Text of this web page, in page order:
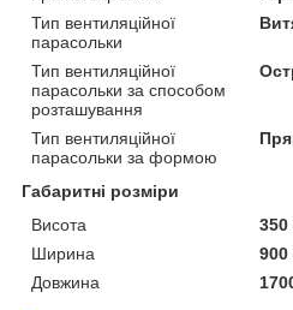
Тип вентиляційної
парасольки
Тип вентиляційної
парасольки за способом
розташування
Тип вентиляційної
парасольки за формою
Габаритні розміри
Висота
Ширина
Довжина